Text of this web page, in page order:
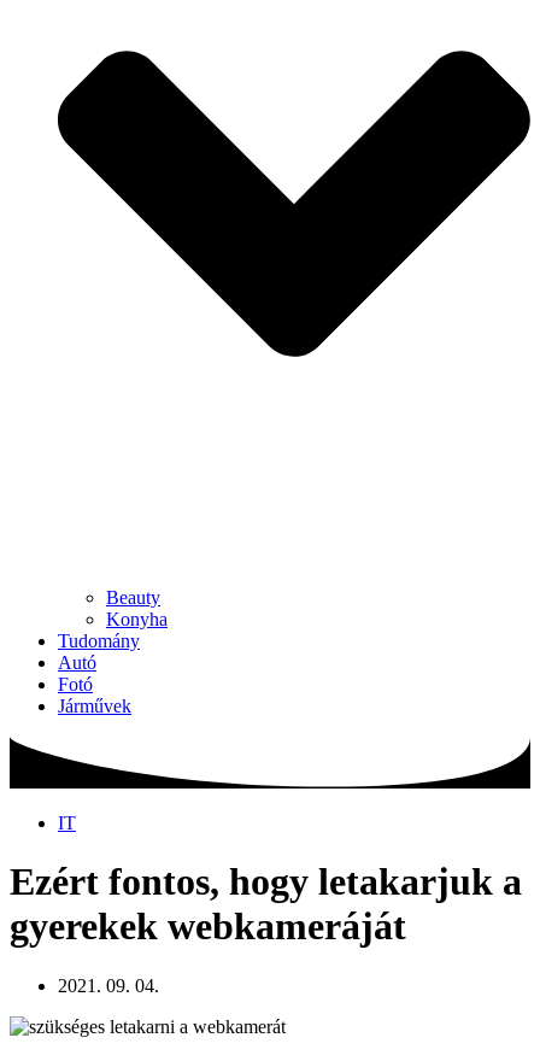
Beauty
Konyha
Tudomány
Autó
Fotó
Járművek
IT
Ezért fontos, hogy letakarjuk a
gyerekek webkameráját
2021. 09. 04.